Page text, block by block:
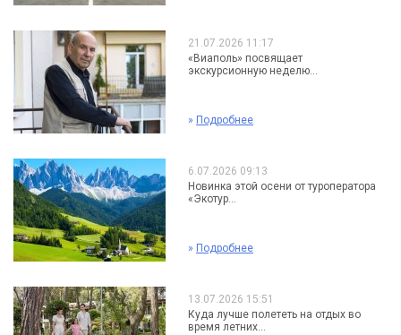
21.07.2026 11:17
«Виаполь» посвящает
экскурсионную неделю...
» Подробнее
6.07.2026 09:13
Новинка этой осени от туроператора
«Экотур...
» Подробнее
13.07.2026 15:51
Куда лучше полететь на отдых во
время летних...